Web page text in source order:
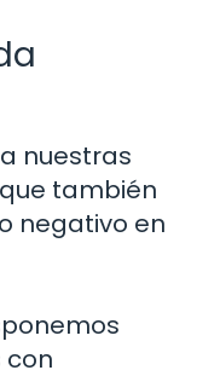
nuestras
también
negativo en
con